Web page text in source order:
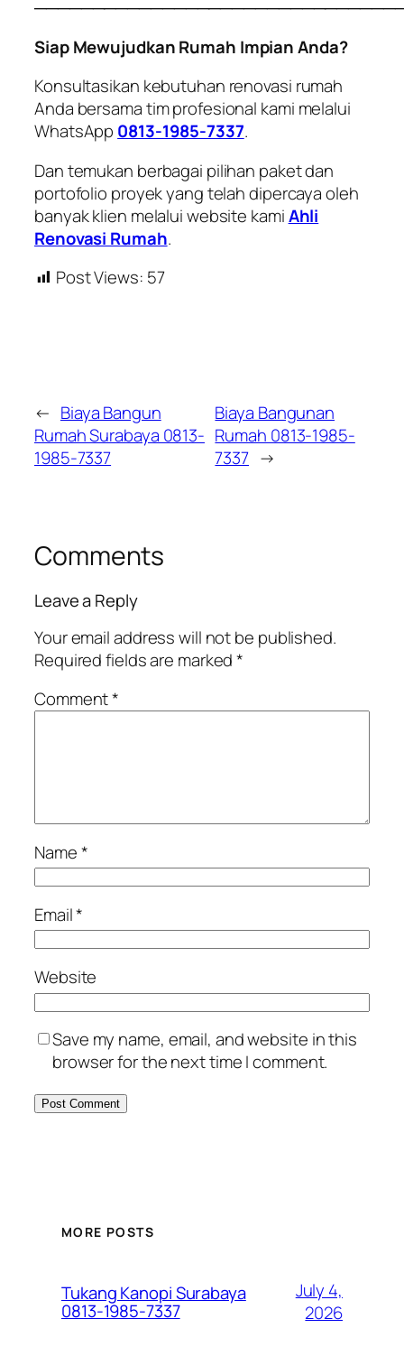
Siap Mewujudkan Rumah Impian Anda?
Konsultasikan kebutuhan renovasi rumah
Anda bersama tim profesional kami melalui
WhatsApp 0813-1985-7337.
Dan temukan berbagai pilihan paket dan
portofolio proyek yang telah dipercaya oleh
banyak klien melalui website kamiAhli
Renovasi Rumah.
Post Views: 57
← Biaya Bangun
Rumah Surabaya 0813-
1985-7337
Biaya Bangunan
Rumah 0813-1985-
7337 →
Comments
Leave a Reply
Your email address will not be published.
Required fields are marked*
Comment*
Name*
Email*
Website
Save my name, email, and website in this
browser for the next time I comment.
MORE POSTS
Tukang Kanopi Surabaya
0813-1985-7337
July 4,
2026